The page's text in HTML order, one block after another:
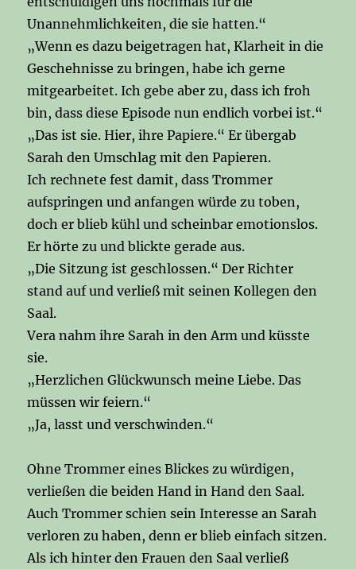
Unannehmlichkeiten, die sie hatten.“
„Wenn es dazu beigetragen hat, Klarheit in die
Geschehnisse zu bringen, habe ich gerne
mitgearbeitet. Ich gebe aber zu, dass ich froh
bin, dass diese Episode nun endlich vorbei ist.“
„Das ist sie. Hier, ihre Papiere.“ Er übergab
Sarah den Umschlag mit den Papieren.
Ich rechnete fest damit, dass Trommer
aufspringen und anfangen würde zu toben,
doch er blieb kühl und scheinbar emotionslos.
Er hörte zu und blickte gerade aus.
„Die Sitzung ist geschlossen.“ Der Richter
stand auf und verließ mit seinen Kollegen den
Saal.
Vera nahm ihre Sarah in den Arm und küsste
sie.
„Herzlichen Glückwunsch meine Liebe. Das
müssen wir feiern.“
„Ja, lasst und verschwinden.“
Ohne Trommer eines Blickes zu würdigen,
verließen die beiden Hand in Hand den Saal.
Auch Trommer schien sein Interesse an Sarah
verloren zu haben, denn er blieb einfach sitzen.
Als ich hinter den Frauen den Saal verließ